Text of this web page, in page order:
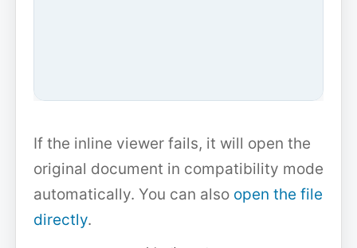
If the inline viewer fails, it will open the
original document in compatibility mode
automatically. You can also open the file
directly.